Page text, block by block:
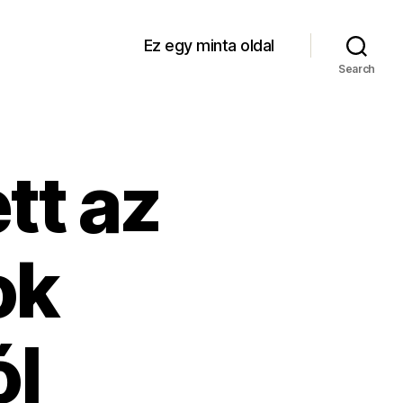
Ez egy minta oldal
Search
az